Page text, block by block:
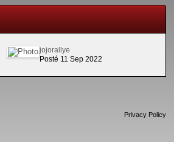
jojorallye
Posté 11 Sep 2022
Privacy Policy